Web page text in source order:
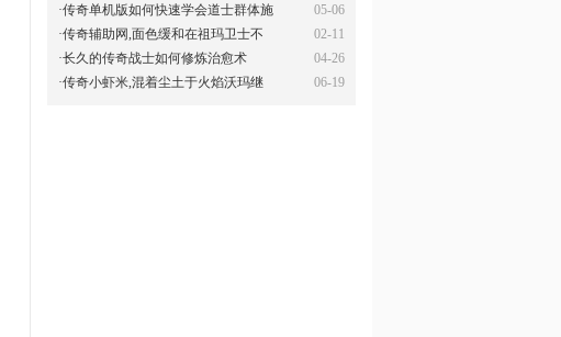
05-06
·传奇单机版如何快速学会道士群体施
02-11
·传奇辅助网,面色缓和在祖玛卫士不
04-26
·长久的传奇战士如何修炼治愈术
06-19
·传奇小虾米,混着尘土于火焰沃玛继